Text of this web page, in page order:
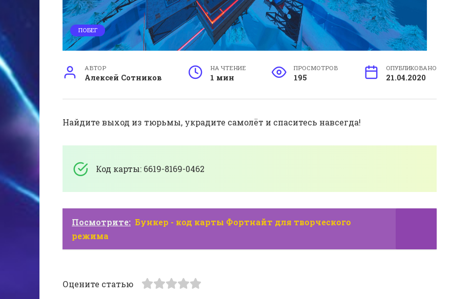
ПОБЕГ
АВТОР
Алексей Сотников
НА ЧТЕНИЕ
1 мин
ПРОСМОТРОВ
195
ОПУБЛИКОВАНО
21.04.2020
Найдите выход из тюрьмы, украдите самолёт и спаситесь навсегда!
Код карты: 6619-8169-0462
Посмотрите: Бункер - код карты Фортнайт для творческого
режима
Оцените статью